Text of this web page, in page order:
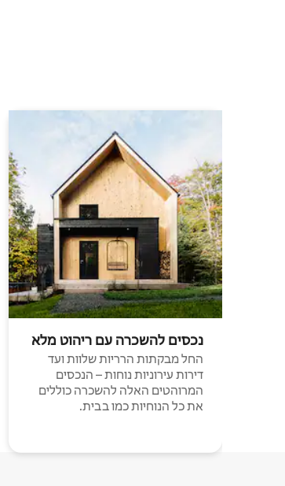
נכסים להשכרה עם ריהוט מלא
החל מבקתות הרריות שלוות ועד
דירות עירוניות נוחות – הנכסים
המרוהטים האלה להשכרה כוללים
את כל הנוחיות כמו בבית.